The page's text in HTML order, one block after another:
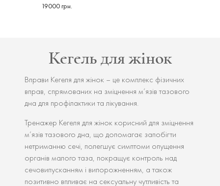
19000 грн.
Кегель для жінок
Вправи Кегеля для жінок – це комплекс фізичних
вправ, спрямованих на зміцнення м’язів тазового
дна для профілактики та лікування.
Тренажер Кегеля для жінок корисний для зміцнення
м’язів тазового дна, що допомагає запобігти
нетриманню сечі, полегшує симптоми опущення
органів малого таза, покращує контроль над
сечовипусканням і випорожненням, а також
позитивно впливає на сексуальну чутливість та